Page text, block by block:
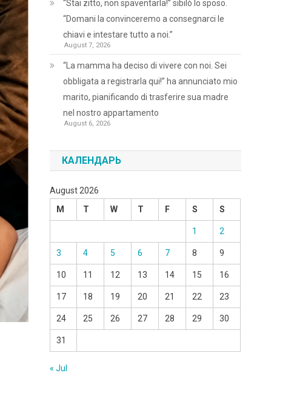
“Stai zitto, non spaventarla!” sibilò lo sposo.
“Domani la convinceremo a consegnarci le
chiavi e intestare tutto a noi.”
August 7, 2026
“La mamma ha deciso di vivere con noi. Sei
obbligata a registrarla qui!” ha annunciato mio
marito, pianificando di trasferire sua madre
nel nostro appartamento
August 6, 2026
КАЛЕНДАРЬ
August 2026
M
T W T F S S
1 2
3 4 5 6 7 8 9
10 11 12 13 14 15 16
17 18 19 20 21 22 23
24 25 26 27 28 29 30
31
« Jul